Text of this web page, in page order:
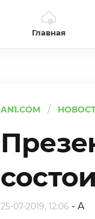
Главная
AN1.COM
25-07-2019, 12:06 -A